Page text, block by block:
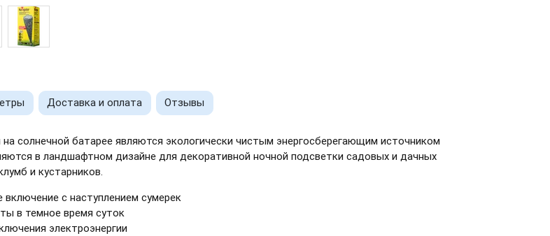
Доставка и оплата Отзывы
солнечной батарее являются экологически чистым энергосберегающим источником
в ландшафтном дизайне для декоративной ночной подсветки садовых и дачных
и кустарников.
с наступлением сумерек
в темное время суток
электроэнергии